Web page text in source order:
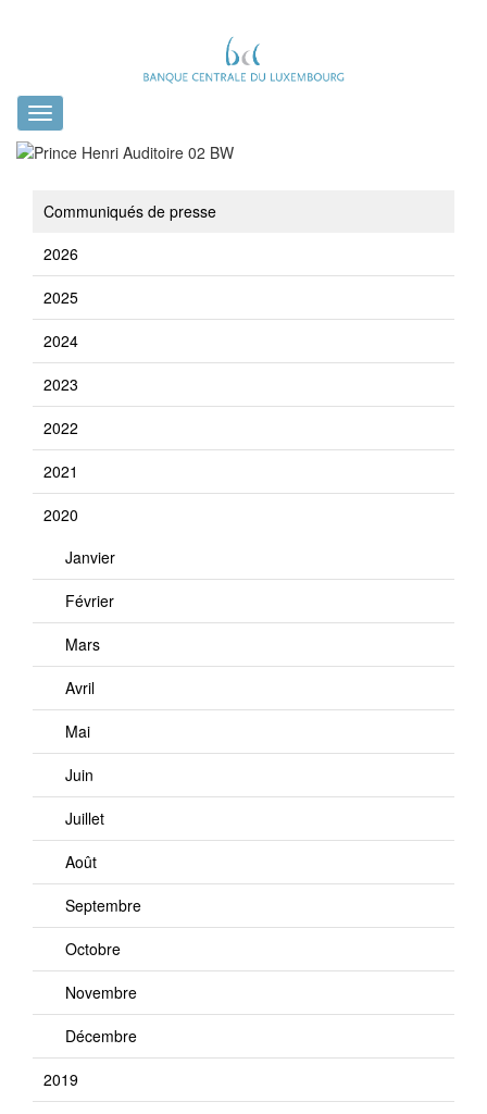
Toggle
navigation
Communiqués de presse
2026
2025
2024
2023
2022
2021
2020
Janvier
Février
Mars
Avril
Mai
Juin
Juillet
Août
Septembre
Octobre
Novembre
Décembre
2019